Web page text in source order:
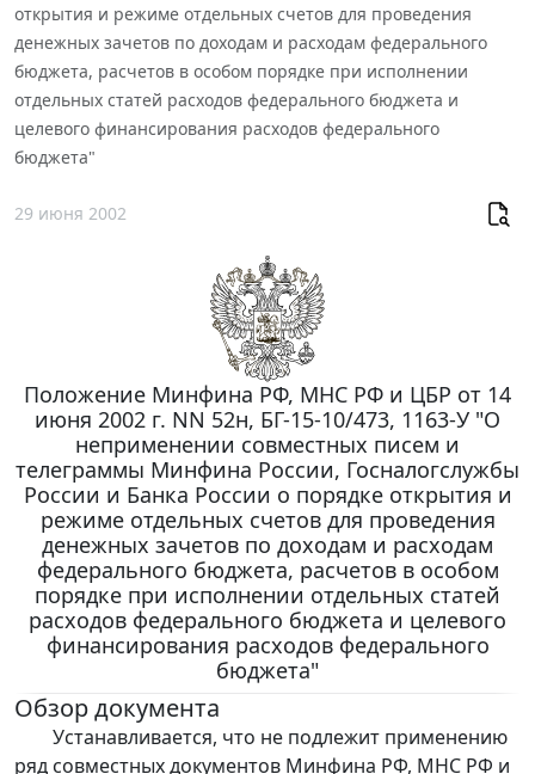
открытия и режиме отдельных счетов для проведения
денежных зачетов по доходам и расходам федерального
бюджета, расчетов в особом порядке при исполнении
отдельных статей расходов федерального бюджета и
целевого финансирования расходов федерального
бюджета"
29 июня 2002
Положение Минфина РФ, МНС РФ и ЦБР от 14
июня 2002 г. NN 52н, БГ-15-10/473, 1163-У "О
неприменении совместных писем и
телеграммы Минфина России, Госналогслужбы
России и Банка России о порядке открытия и
режиме отдельных счетов для проведения
денежных зачетов по доходам и расходам
федерального бюджета, расчетов в особом
порядке при исполнении отдельных статей
расходов федерального бюджета и целевого
финансирования расходов федерального
бюджета"
Обзор документа
Устанавливается, что не подлежит применению
ряд совместных документов Минфина РФ, МНС РФ и